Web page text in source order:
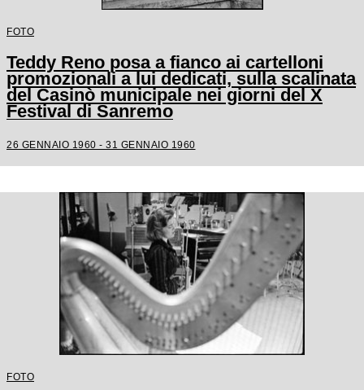
FOTO
Teddy Reno posa a fianco ai cartelloni
promozionali a lui dedicati, sulla scalinata
del Casinò municipale nei giorni del X
Festival di Sanremo
26 GENNAIO 1960 - 31 GENNAIO 1960
FOTO